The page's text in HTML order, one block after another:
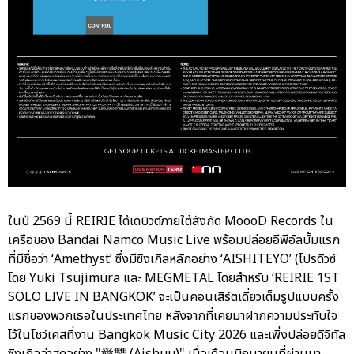
ในปี 2569 นี้ REIRIE ได้เดบิวต์ภายใต้สังกัด MoooD Records ใน
เครือของ Bandai Namco Music Live พร้อมปล่อยอีพีอัลบั้มแรก
ที่มีชื่อว่า ‘Amethyst’ ซึ่งมีซิงเกิลหลักอย่าง ‘AISHITEYO’ (โปรดิวซ์
โดย Yuki Tsujimura และ MEGMETAL โดยสำหรับ ‘REIRIE 1ST
SOLO LIVE IN BANGKOK’ จะเป็นคอนเสิร์ตเดี่ยวเต็มรูปแบบครั้ง
แรกของพวกเธอในประเทศไทย หลังจากที่เคยมาฝากความประทับใจ
ไว้ในโชว์เคสที่งาน Bangkok Music City 2026 และเพิ่งปล่อยดิจิทัล